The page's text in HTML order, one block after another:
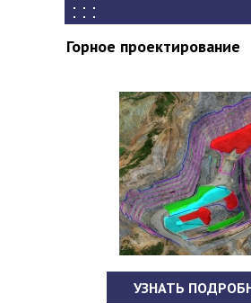
Горное проектирование
УЗНАТЬ